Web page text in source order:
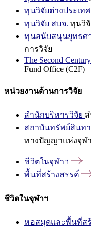
ทุนวิจัยต่างประเทศ
ทุนวิจัย สบจ. ทุนวิ
ทุนสนับสนุนยุทธศ
การวิจัย
The Second
Fund Office (C2F)
หน่วยงานด้านการวิจัย
สำนักบริหารวิจัย
สถาบันทรัพย์สินท
ทางปัญญาแห่งจุฬ
ชีวิตในจุฬาฯ
พื้นที่สร้างสรรค์
ชีวิตในจุฬาฯ
หอสมุดและพื้นที่ส